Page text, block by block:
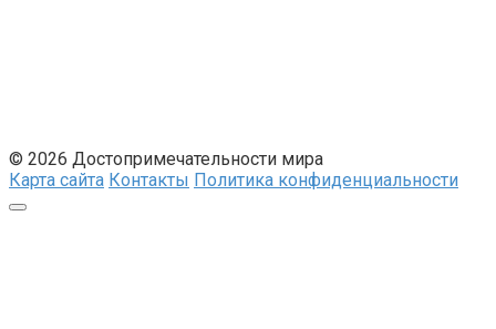
© 2026 Достопримечательности мира
Карта сайта Контакты Политика конфиденциальности